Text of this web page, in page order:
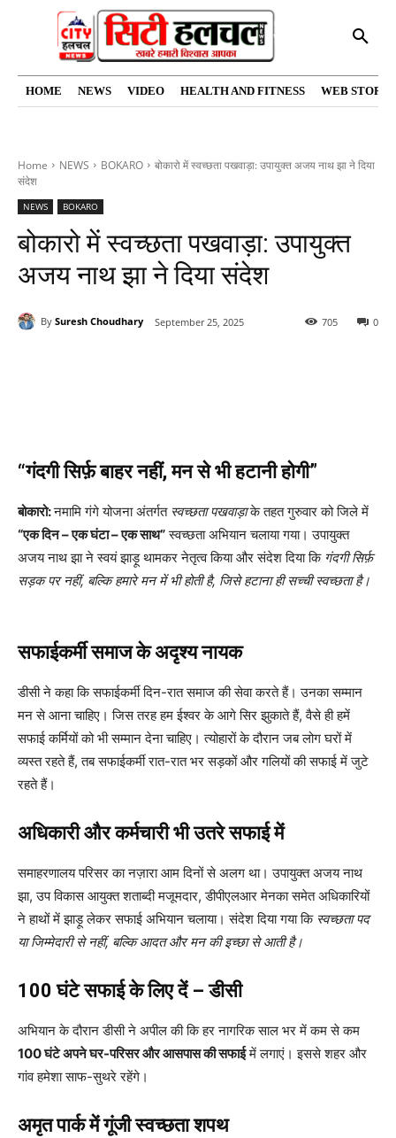
HOME NEWS VIDEO HEALTH AND FITNESS WEB
Home NEWS BOKARO
बोकारो में स्वच्छता पखवाड़ा: उपायुक्त अजय नाथ झा ने दिया
संदेश
NEWS BOKARO
बोकारो में स्वच्छता पखवाड़ा: उपायुक्त
अजय नाथ झा ने दिया संदेश
By Suresh Choudhary September 25, 2025 0
705
“गंदगी सिर्फ़ बाहर नहीं, मन से भी हटानी होगी”
बोकारो:नमामि गंगे योजना अंतर्गत स्वच्छता पखवाड़ाके तहत गुरुवार को जिले में
“एक दिन – एक घंटा – एक साथ”स्वच्छता अभियान चलाया गया। उपायुक्त
अजय नाथ झा ने स्वयं झाड़ू थामकर नेतृत्व किया और संदेश दिया कि गंदगी सिर्फ़
सड़क पर नहीं, बल्कि हमारे मन में भी होती है, जिसे हटाना ही सच्ची स्वच्छता है।
सफाईकर्मी समाज के अदृश्य नायक
डीसी ने कहा कि सफाईकर्मी दिन-रात समाज की सेवा करते हैं। उनका सम्मान
मन से आना चाहिए। जिस तरह हम ईश्वर के आगे सिर झुकाते हैं, वैसे ही हमें
सफाई कर्मियों को भी सम्मान देना चाहिए। त्योहारों के दौरान जब लोग घरों में
व्यस्त रहते हैं, तब सफाईकर्मी रात-रात भर सड़कों और गलियों की सफाई में जुटे
रहते हैं।
अधिकारी और कर्मचारी भी उतरे सफाई में
समाहरणालय परिसर का नज़ारा आम दिनों से अलग था। उपायुक्त अजय नाथ
झा, उप विकास आयुक्त शताब्दी मजूमदार, डीपीएलआर मेनका समेत अधिकारियों
ने हाथों में झाड़ू लेकर सफाई अभियान चलाया। संदेश दिया गया कि स्वच्छता पद
या जिम्मेदारी से नहीं, बल्कि आदत और मन की इच्छा से आती है।
100 घंटे सफाई के लिए दें – डीसी
अभियान के दौरान डीसी ने अपील की कि हर नागरिक साल भर में कम से कम
100 घंटे अपने घर-परिसर और आसपास की सफाईमें लगाएं। इससे शहर और
गांव हमेशा साफ-सुथरे रहेंगे।
अमृत पार्क में गूंजी स्वच्छता शपथ